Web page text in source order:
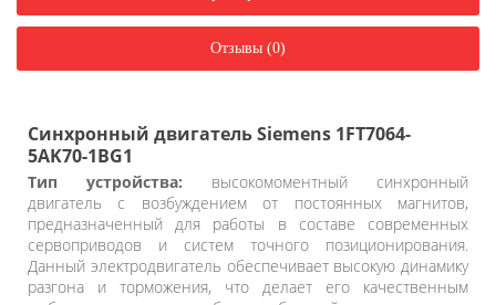
Отзывы (0)
Синхронный двигатель Siemens 1FT7064-
5AK70-1BG1
Тип устройства: высокомоментный синхронный
двигатель с возбуждением от постоянных магнитов,
предназначенный для работы в составе современных
сервоприводов и систем точного позиционирования.
Данный электродвигатель обеспечивает высокую динамику
разгона и торможения, что делает его качественным